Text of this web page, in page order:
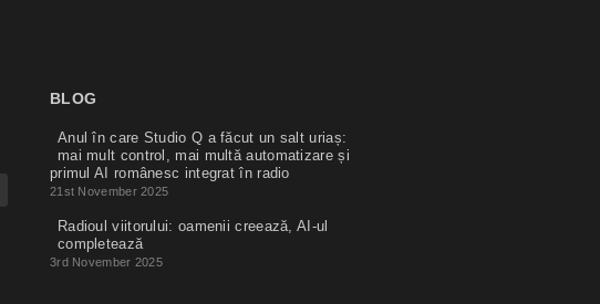
BLOG
Anul în care Studio Q a făcut un salt uriaș:
mai mult control, mai multă automatizare și
primul AI românesc integrat în radio
21st November 2025
Radioul viitorului: oamenii creează, AI-ul
completează
3rd November 2025